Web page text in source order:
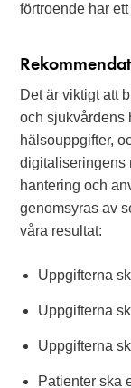
förtroende har
Det är viktigt att
och sjukvårdens
hälsouppgifter,
digitaliseringens
hantering och
genomsyras av
våra resultat:
Uppgifterna
Uppgifterna
Uppgifterna
Patienter ska